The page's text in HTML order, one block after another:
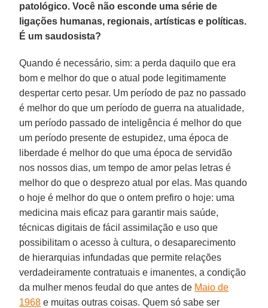
patológico. Você não esconde uma série de
ligações humanas, regionais, artísticas e políticas.
É um saudosista?
Quando é necessário, sim: a perda daquilo que era
bom e melhor do que o atual pode legitimamente
despertar certo pesar. Um período de paz no passado
é melhor do que um período de guerra na atualidade,
um período passado de inteligência é melhor do que
um período presente de estupidez, uma época de
liberdade é melhor do que uma época de servidão
nos nossos dias, um tempo de amor pelas letras é
melhor do que o desprezo atual por elas. Mas quando
o hoje é melhor do que o ontem prefiro o hoje: uma
medicina mais eficaz para garantir mais saúde,
técnicas digitais de fácil assimilação e uso que
possibilitam o acesso à cultura, o desaparecimento
de hierarquias infundadas que permite relações
verdadeiramente contratuais e imanentes, a condição
da mulher menos feudal do que antes de Maio de
1968 e muitas outras coisas. Quem só sabe ser